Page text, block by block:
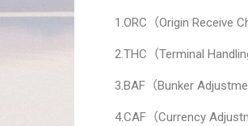
1.ORC（Origin Receive
2.THC（Terminal
3.BAF（Bunker
4.CAF（Currency